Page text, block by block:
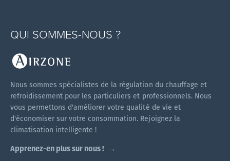
QUI SOMMES-NOUS ?
Nous sommes spécialistes de la régulation du chauffage et
refroidissement pour les particuliers et professionnels. Nous
vous permettons d'améliorer votre qualité de vie et
d'économiser sur votre consommation. Rejoignez la
climatisation intelligente !
Apprenez-en plus sur nous !